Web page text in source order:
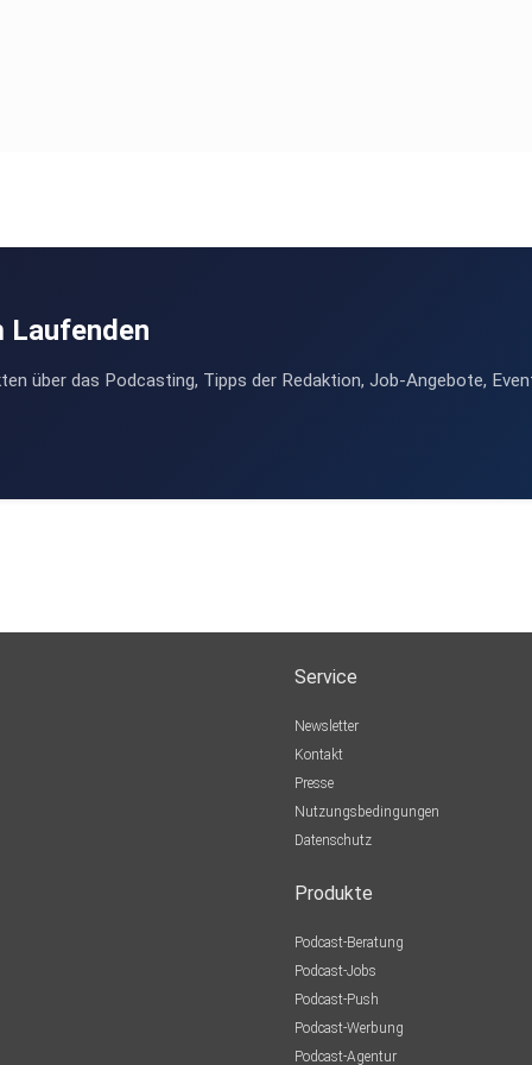
Laufenden
über das Podcasting, Tipps der Redaktion, Job-Angebote,
Service
Newsletter
Kontakt
Presse
Nutzungsbedingungen
Datenschutz
Produkte
Podcast-Beratung
Podcast-Jobs
Podcast-Push
Podcast-Werbung
Podcast-Agentur